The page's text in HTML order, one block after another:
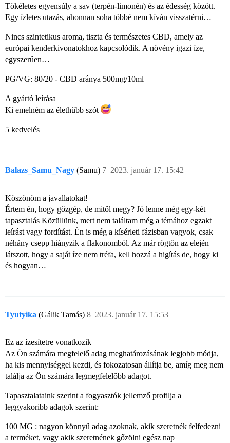
Tökéletes egyensúly a sav (terpén-limonén) és az édesség között.
Egy ízletes utazás, ahonnan soha többé nem kíván visszatérni…
Nincs szintetikus aroma, tiszta és természetes CBD, amely az
európai kenderkivonatokhoz kapcsolódik. A növény igazi íze,
egyszerűen…
PG/VG: 80/20 - CBD aránya 500mg/10ml
A gyártó leírása
Ki emelném az élethűbb szót
5 kedvelés
Balazs_Samu_Nagy (Samu) 2023. január 17. 15:42
7
Köszönöm a javallatokat!
Értem én, hogy gőzgép, de mitől megy? Jó lenne még egy-két
tapasztalás Közüllünk, mert nem találtam még a témához egzakt
leírást vagy fordítást. Én is még a kísérleti fázisban vagyok, csak
néhány csepp hiányzik a flakonomból. Az már rögtön az elején
látszott, hogy a saját íze nem tréfa, kell hozzá a higítás de, hogy ki
és hogyan…
Tyutyika (Gálik Tamás) 2023. január 17. 15:53
8
Ez az ízesítetre vonatkozik
Az Ön számára megfelelő adag meghatározásának legjobb módja,
ha kis mennyiséggel kezdi, és fokozatosan állítja be, amíg meg nem
találja az Ön számára legmegfelelőbb adagot.
Tapasztalataink szerint a fogyasztók jellemző profilja a
leggyakoribb adagok szerint:
100 MG : nagyon könnyű adag azoknak, akik szeretnék felfedezni
a terméket, vagy akik szeretnének gőzölni egész nap